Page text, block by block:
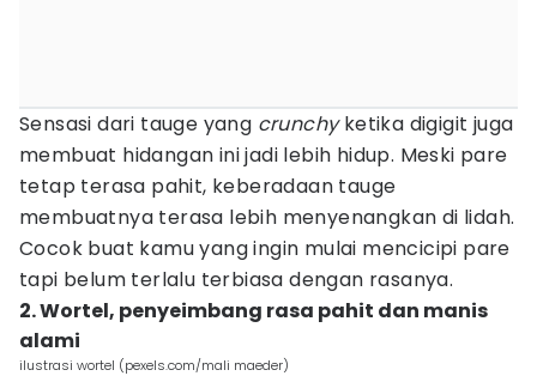
Sensasi dari tauge yang crunchyketika digigit juga
membuat hidangan ini jadi lebih hidup. Meski pare
tetap terasa pahit, keberadaan tauge
membuatnya terasa lebih menyenangkan di lidah.
Cocok buat kamu yang ingin mulai mencicipi pare
tapi belum terlalu terbiasa dengan rasanya.
2. Wortel, penyeimbang rasa pahit dan manis
alami
ilustrasi wortel (pexels.com/mali maeder)